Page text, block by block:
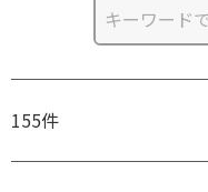
155件